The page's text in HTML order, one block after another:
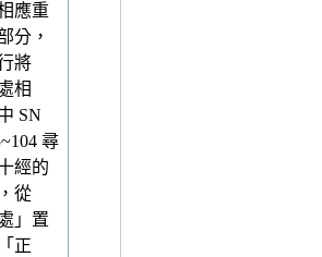
應重
分，
將
相
SN
尋
經的
從
」置
正